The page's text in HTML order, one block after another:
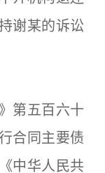
谢某的诉讼
第五百六十
合同主要债
中华人民共